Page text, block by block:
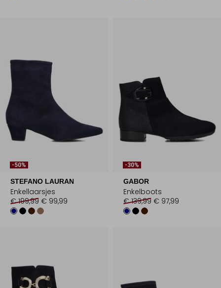
-50%
STEFANO LAURAN
Enkellaarsjes
€ 199,99 € 99,99
-30%
GABOR
Enkelboots
€ 139,99 € 97,99